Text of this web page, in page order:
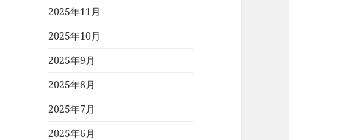
2025年11月
2025年10月
2025年9月
2025年8月
2025年7月
2025年6月